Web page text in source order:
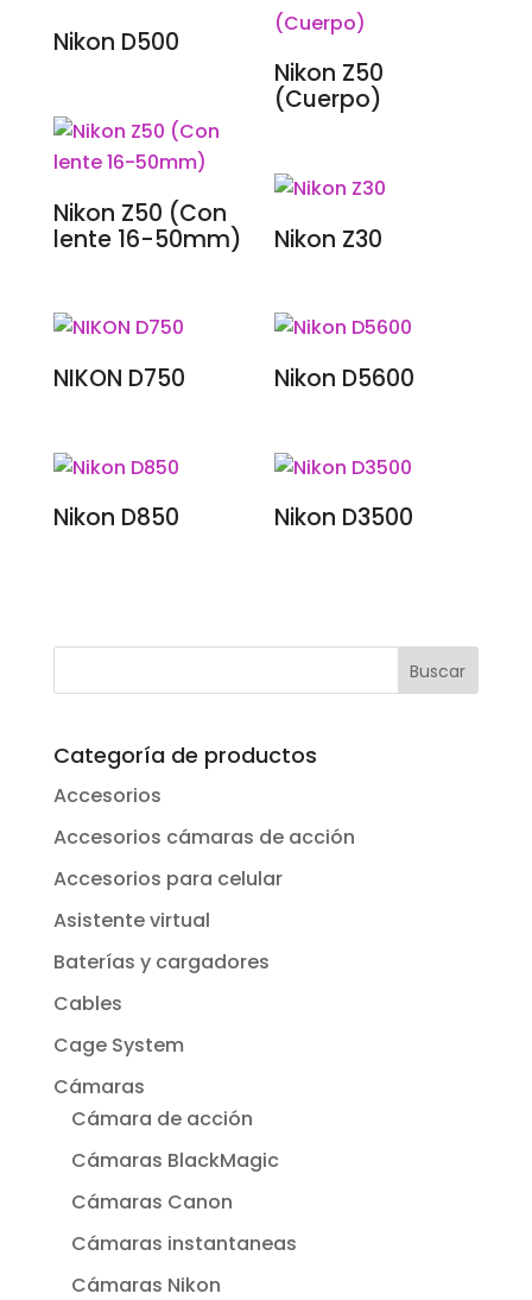
Nikon D500
Nikon Z50
(Cuerpo)
Nikon Z50 (Con
lente 16-50mm)
Nikon Z30
NIKON D750 Nikon D5600
Nikon D850 Nikon D3500
Categoría de productos
Accesorios
Accesorios cámaras de acción
Accesorios para celular
Asistente virtual
Baterías y cargadores
Cables
Cage System
Cámaras
Cámara de acción
Cámaras BlackMagic
Cámaras Canon
Cámaras instantaneas
Cámaras Nikon